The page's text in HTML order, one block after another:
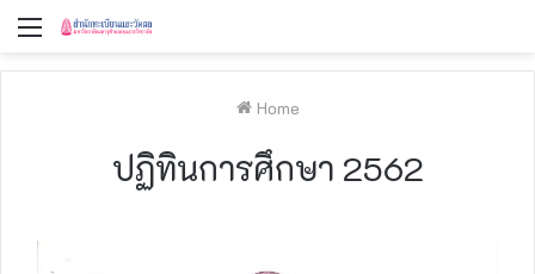
Menu
Home
ปฏิทินการศึกษา 2562